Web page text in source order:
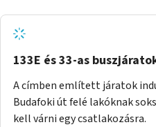
nem hosszabbítaná meg
viszont a Kálvin tér-Corvin
perccel rövidítheti az utazási
133E és 33-as
A címben említett járatok
Budafoki út felé lakóknak
kell várni egy csatlakozásra.